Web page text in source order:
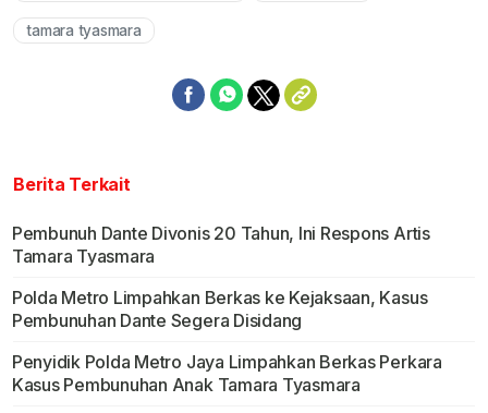
tamara tyasmara
Berita Terkait
Pembunuh Dante Divonis 20 Tahun, Ini Respons Artis
Tamara Tyasmara
Polda Metro Limpahkan Berkas ke Kejaksaan, Kasus
Pembunuhan Dante Segera Disidang
Penyidik Polda Metro Jaya Limpahkan Berkas Perkara
Kasus Pembunuhan Anak Tamara Tyasmara